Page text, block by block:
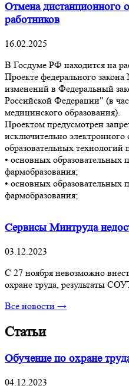
Отмена дистанционного
работников
16.02.2025
В Госдуме РФ находится на
Проекте федерального
изменений в Федеральный
Российской Федерации" (в
медицинского образования).
Проектом предусмотрен
исключительно
образовательных
• основных образовательных
фармобразования;
• основных
фармобразования;
Сервисы Минтруда
03.12.2023
С 27 ноября невозможно
охране труда, результаты
Все новости →
Статьи
Обучение по охране
04.12.2023